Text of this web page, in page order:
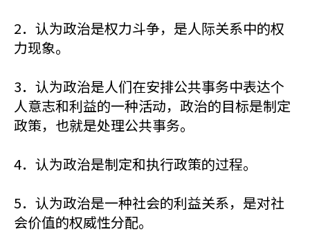
2．认为政治是权力斗争，是人际关系中的权
力现象。
3．认为政治是人们在安排公共事务中表达个
人意志和利益的一种活动，政治的目标是制定
政策，也就是处理公共事务。
4．认为政治是制定和执行政策的过程。
5．认为政治是一种社会的利益关系，是对社
会价值的权威性分配。